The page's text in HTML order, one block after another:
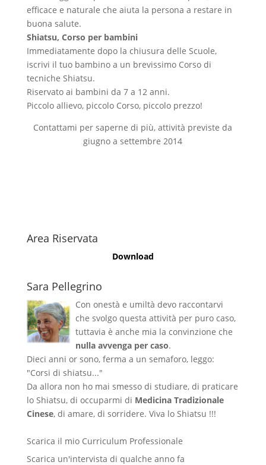
efficace e naturale che aiuta la persona a restare in
buona salute.
Shiatsu, Corso per bambini
Immediatamente dopo la chiusura delle Scuole,
iscrivi il tuo bambino a un brevissimo Corso di
tecniche Shiatsu.
Riservato ai bambini da 7 a 12 anni.
Piccolo allievo, piccolo Corso, piccolo prezzo!
Contattami per saperne di più, attività previste da
giugno a settembre 2014
Area Riservata
Download
Sara Pellegrino
Con onestà e umiltà devo raccontarvi
che svolgo questa attività per puro caso,
tuttavia è anche mia la convinzione che
nulla avvenga per caso.
Dieci anni or sono, ferma a un semaforo, leggo:
"Corsi di shiatsu..."
Da allora non ho mai smesso di studiare, di praticare
lo Shiatsu, di occuparmi di Medicina Tradizionale
Cinese, di amare, di sorridere. Viva lo Shiatsu !!!
Scarica il mio Curriculum Professionale
Scarica un'intervista di qualche anno fa